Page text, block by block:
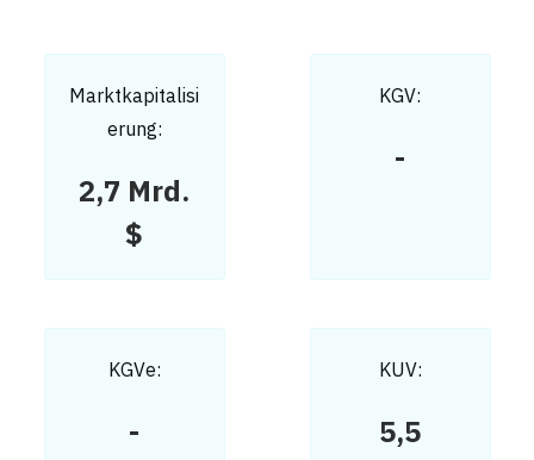
Marktkapitalisi
erung:
2,7 Mrd.
$
KGV:
-
KGVe:
-
KUV:
5,5